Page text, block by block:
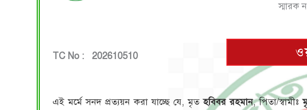
স্মারক
TC No : 202610510
এই মর্মে সনদ প্রত্যয়ন করা যাচ্ছে যে, মৃতহবিবর রহমান, পিতা/স্বামীঃ